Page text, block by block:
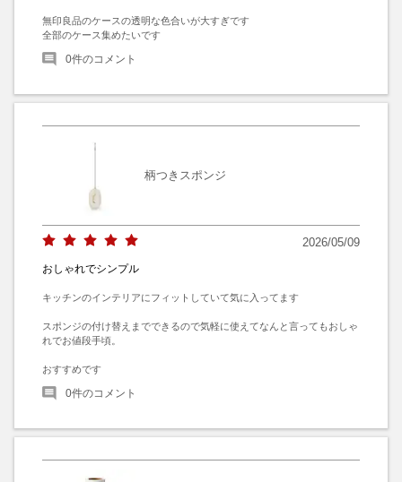
無印良品のケースの透明な色合いが大すぎです
全部のケース集めたいです
0件のコメント
柄つきスポンジ
2026/05/09
おしゃれでシンプル
キッチンのインテリアにフィットしていて気に入ってます
スポンジの付け替えまでできるので気軽に使えてなんと言ってもおしゃ
れでお値段手頃。
おすすめです
0件のコメント